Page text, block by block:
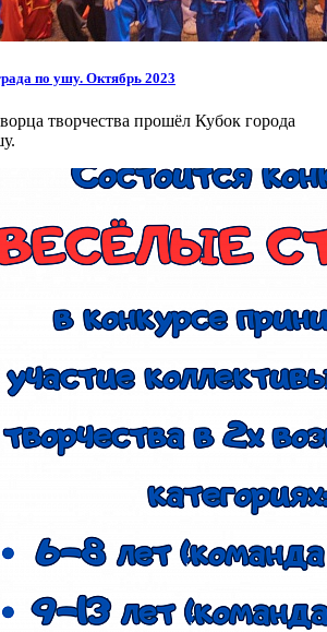
по ушу. Октябрь 2023
творчества прошёл Кубок города